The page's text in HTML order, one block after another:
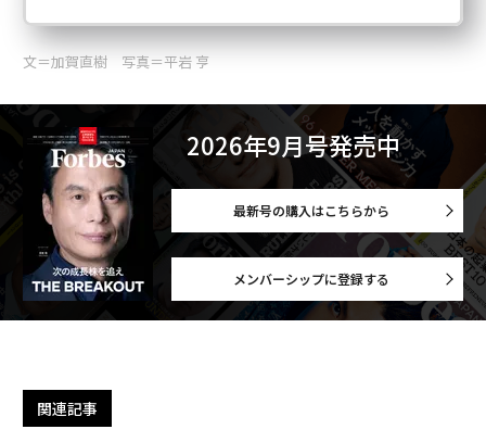
文＝加賀直樹 写真＝平岩 亨
2026年9月号発売中
最新号の購入はこちらから
メンバーシップに登録する
関連記事